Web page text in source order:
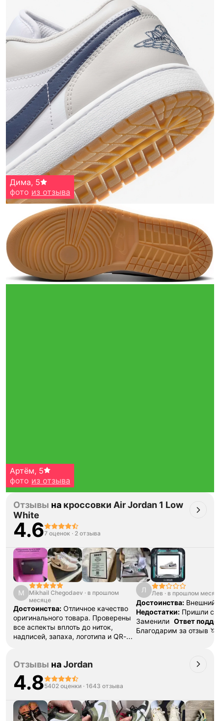
Дима, 5
фото из отзыва
Тройная гарантия
оригинальности
Товар сертифицирован и опломбирован.
Проверяем на оригинальность
по 16 параметрам.
Если придёт подделка — вернём деньги
в трёхкратном размере.
Как мы провеяем товары
Артём, 5
фото из отзыва
Отзывы на кроссовки Air Jordan 1 Low
White
4.67 оценок · 2 отзыва
M Mikhail Chegodaev · в прошлом
месяце
Достоинства: Отличное качество
оригинального товара. Проверены
все аспекты вплоть до ниток,
надписей, запаха, логотипа и QR-
возможность снова заказывать с
площадки обувь. Для первого раза
все прошло успешно. Доставка до
Нижнего Новгорода с момента
заказа 16 дней. В комплекте
положили носки моего же размера.
Л Лев · в прошлом
Достоинства: Внешний
Недостатки: Пришли с
Заменили Ответ
Благодарим за отзыв 🦄
поддержки
Отзывы наJordan
4.85402 оценки · 1643 отзыва